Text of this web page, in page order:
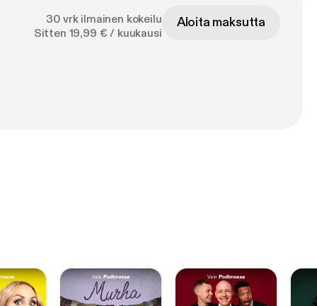
30 vrk ilmainen kokeilu
Sitten 19,99 € / kuukausi
Aloita maksutta